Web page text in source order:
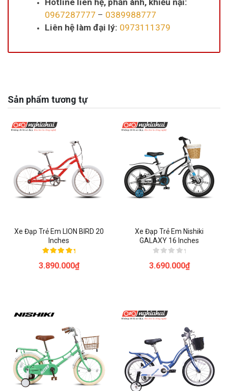
0967287777 – 0389988777
Liên hệ làm đại lý: 0973111379
Sản phẩm tương tự
Xe Đạp Trẻ Em LION BIRD 20
Inches
hạng
3.890.000₫
Xe Đạp Trẻ Em Nishiki
GALAXY 16 Inches
xếp
3.690.000₫